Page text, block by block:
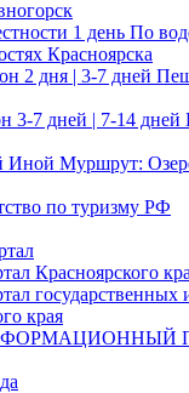
1 день По
Красноярска
2 дня | 3-7 дней
3-7 дней | 7-14 дней
Иной Муршрут:
по туризму РФ
Красноярского
края